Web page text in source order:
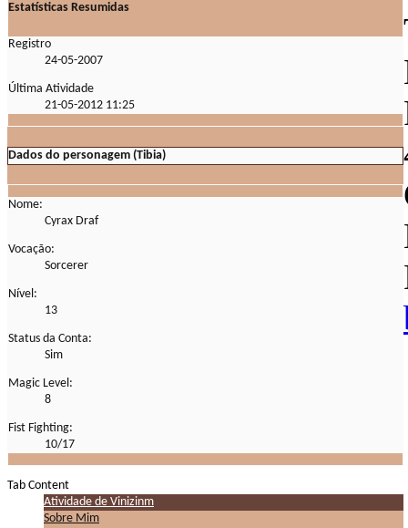
Estatísticas Resumidas
Registro
24-05-2007
Última Atividade
21-05-2012 11:25
Dados do personagem (Tibia)
Nome:
Cyrax Draf
Vocação:
Sorcerer
Nível:
13
Status da Conta:
Sim
Magic Level:
8
Fist Fighting:
10/17
Tab Content
Atividade de Vinizinm
Sobre Mim